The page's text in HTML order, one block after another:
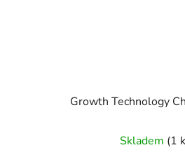
Growth Technology
Skladem (1